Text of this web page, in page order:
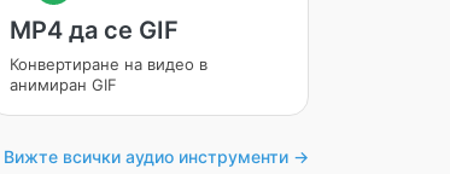
MP4 да се GIF
Конвертиране на видео в
анимиран GIF
Вижте всички аудио инструменти →